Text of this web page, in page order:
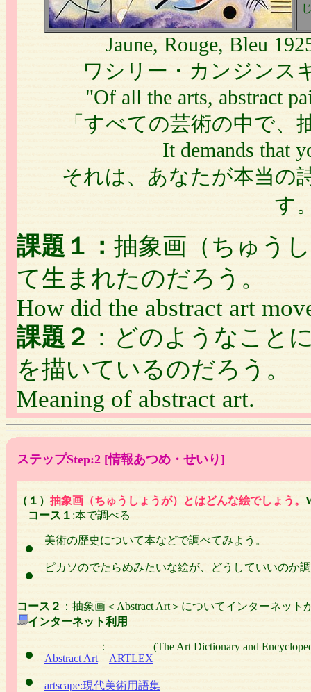
Jaune, Rouge, Bleu
ワシリー・カンジンス
"Of all the arts, abstract
「すべての芸術の中で
It demands that
それは、あなたが本当の
す
課題１： 抽象画（ちゅう
て生まれたのだろう。
How did the abstract art
課題２ ：どのようなこと
を描いているのだろう。
Meaning of abstract art.
ステップStep:2 [情報あつめ・せいり]
（１） 抽象画（ちゅうしょうが）とはどんな絵でしょう。
コース１ :本で調べる
美術の歴史について本などで調べてみよう。
ピカソのでたらめみたいな絵が、どうしていいの
コース２ ：抽象画＜Abstract Art＞についてインターネッ
インターネット利用
Abstract Art ： ARTLEX(The Art Dictionary and
artscape:現代美術用語集